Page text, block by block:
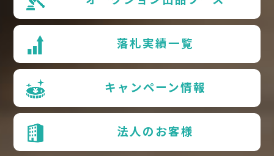
落札実績一覧
キャンペーン情報
法人のお客様